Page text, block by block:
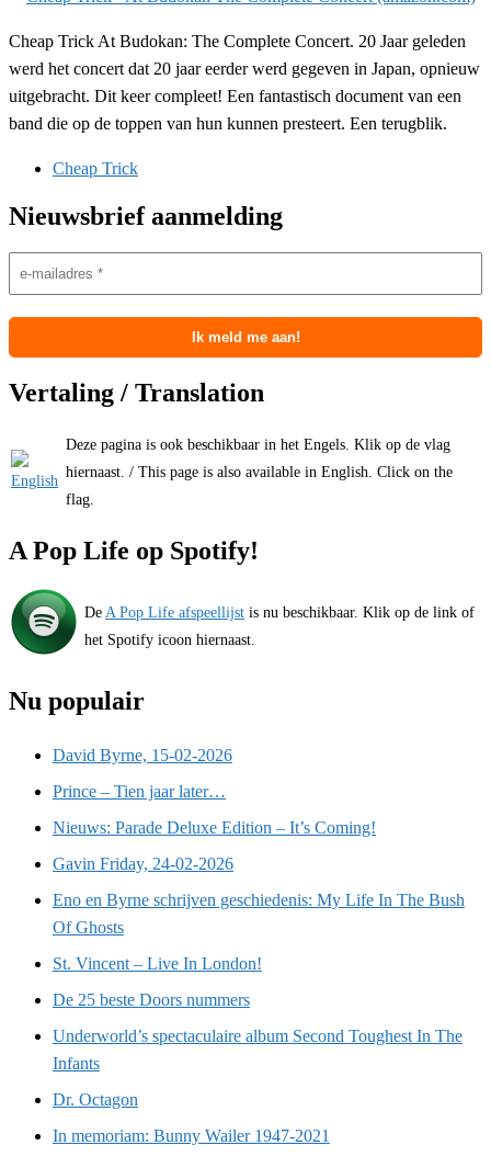
Cheap Trick At Budokan: The Complete Concert. 20 Jaar geleden
werd het concert dat 20 jaar eerder werd gegeven in Japan, opnieuw
uitgebracht. Dit keer compleet! Een fantastisch document van een
band die op de toppen van hun kunnen presteert. Een terugblik.
Cheap Trick
Nieuwsbrief aanmelding
Vertaling / Translation
Deze pagina is ook beschikbaar in het Engels. Klik op de vlag
hiernaast. / This page is also available in English. Click on the
flag.
A Pop Life op Spotify!
De A Pop Life afspeellijst is nu beschikbaar. Klik op de link of
het Spotify icoon hiernaast.
Nu populair
David Byrne, 15-02-2026
Prince – Tien jaar later…
Nieuws: Parade Deluxe Edition – It’s Coming!
Gavin Friday, 24-02-2026
Eno en Byrne schrijven geschiedenis: My Life In The Bush
Of Ghosts
St. Vincent – Live In London!
De 25 beste Doors nummers
Underworld’s spectaculaire album Second Toughest In The
Infants
Dr. Octagon
In memoriam: Bunny Wailer 1947-2021